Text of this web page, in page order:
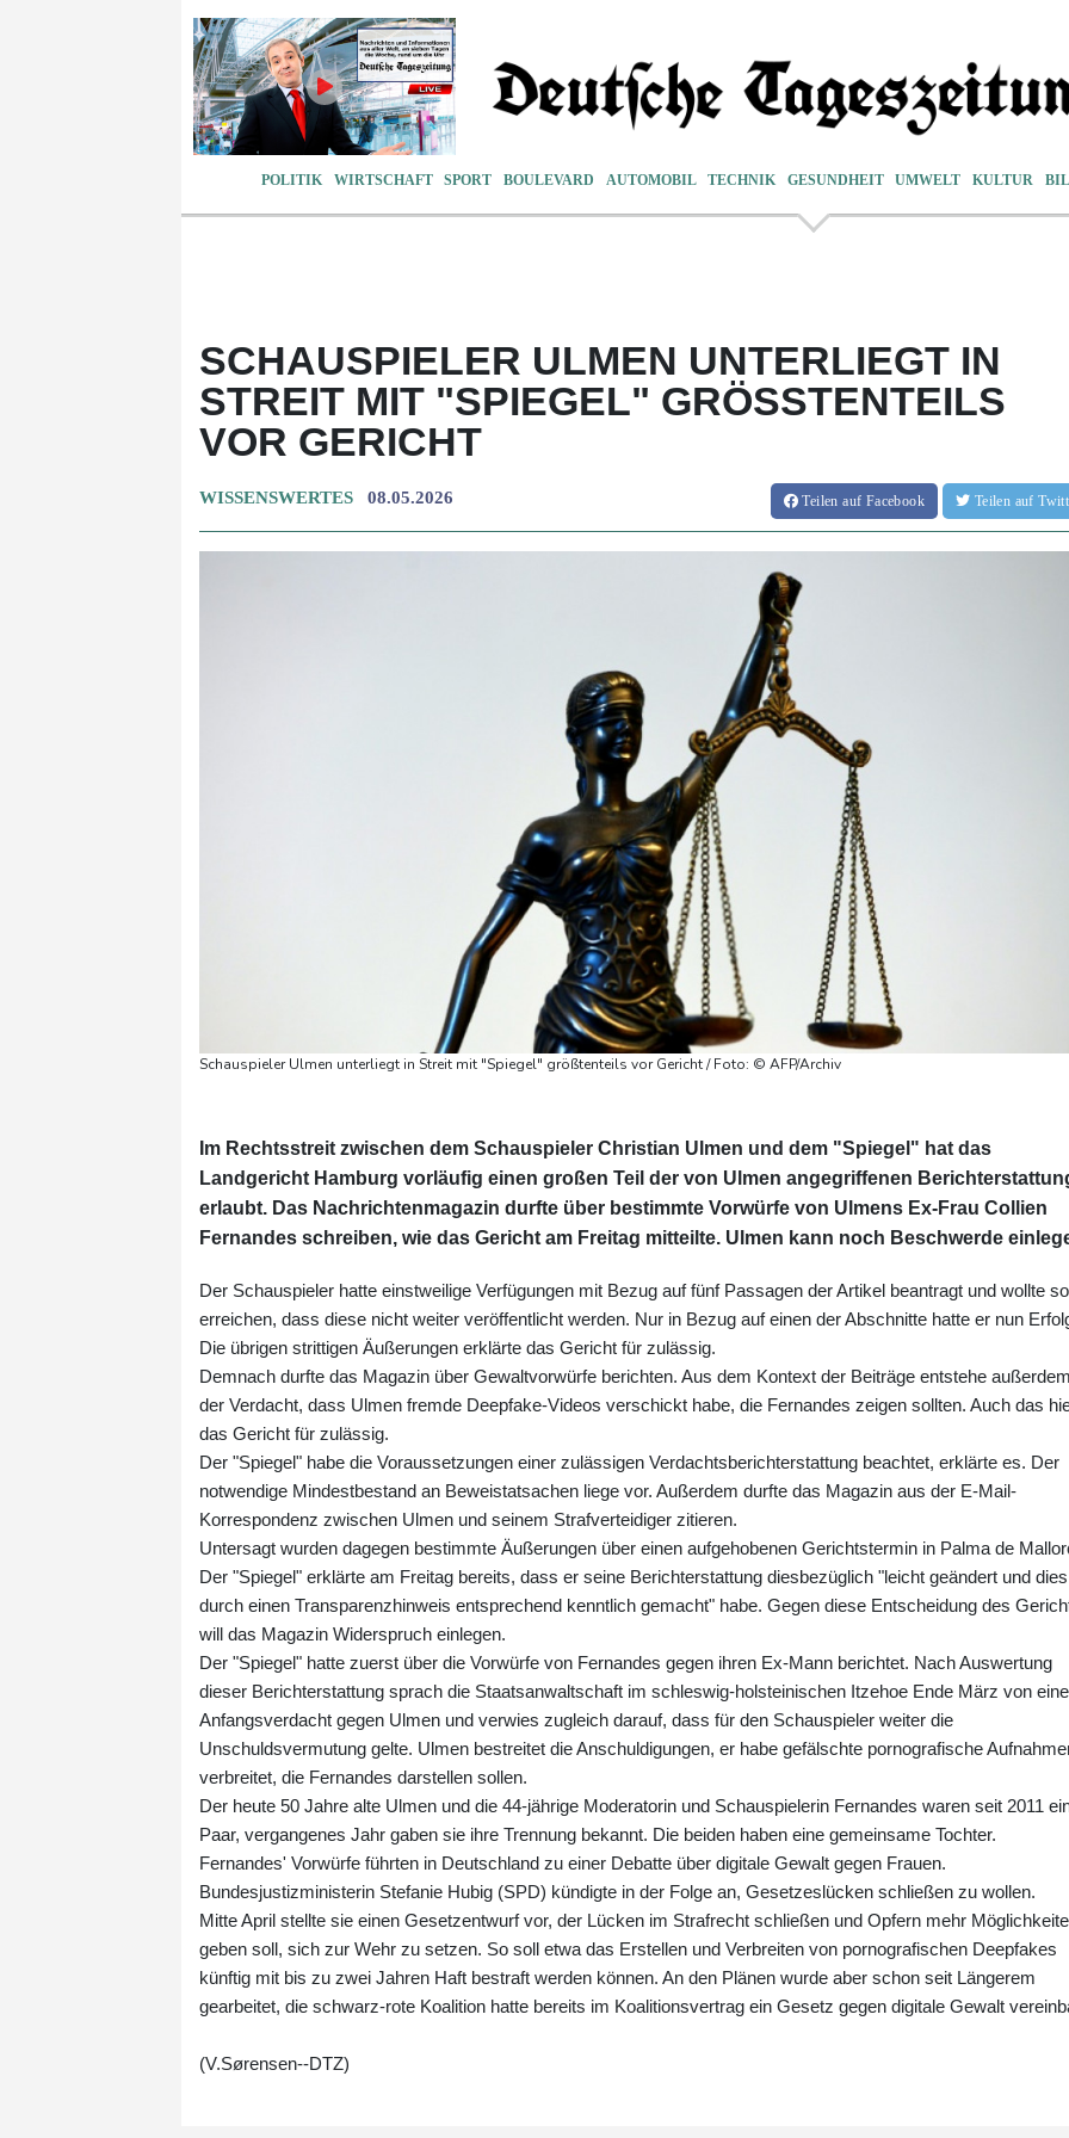
POLITIK WIRTSCHAFT SPORT BOULEVARD AUTOMOBIL TECHNIK GESUNDHEIT UMWELT KULTUR
SCHAUSPIELER ULMEN UNTERLIEGT IN
STREIT MIT "SPIEGEL" GRÖSSTENTEILS V
OR GERICHT
WISSENSWERTES 08.05.2026 Teilenauf Facebook Teilen auf
Schauspieler Ulmen unterliegt in Streit mit "Spiegel" größtenteils vor Gericht / Foto: © AFP/Archiv
Im Rechtsstreit zwischen dem Schauspieler Christian Ulmen und dem "Spiegel" hat das
Landgericht Hamburg vorläufig einen großen Teil der von Ulmen angegriffenen
erlaubt. Das Nachrichtenmagazin durfte über bestimmte Vorwürfe von Ulmens Ex-Frau Collien
Fernandes schreiben, wie das Gericht am Freitag mitteilte. Ulmen kann noch Beschwerde
Der Schauspieler hatte einstweilige Verfügungen mit Bezug auf fünf Passagen der Artikel beantragt und wollte so
erreichen, dass diese nicht weiter veröffentlicht werden. Nur in Bezug auf einen der Abschnitte hatte er nun
Die übrigen strittigen Äußerungen erklärte das Gericht für zulässig.
Demnach durfte das Magazin über Gewaltvorwürfe berichten. Aus dem Kontext der Beiträge entstehe außerdem
der Verdacht, dass Ulmen fremde Deepfake-Videos verschickt habe, die Fernandes zeigen sollten. Auch das
das Gericht für zulässig.
Der "Spiegel" habe die Voraussetzungen einer zulässigen Verdachtsberichterstattung beachtet, erklärte es. Der
notwendige Mindestbestand an Beweistatsachen liege vor. Außerdem durfte das Magazin aus der E-Mail-
Korrespondenz zwischen Ulmen und seinem Strafverteidiger zitieren.
Untersagt wurden dagegen bestimmte Äußerungen über einen aufgehobenen Gerichtstermin in Palma de
Der "Spiegel" erklärte am Freitag bereits, dass er seine Berichterstattung diesbezüglich "leicht geändert und dies
durch einen Transparenzhinweis entsprechend kenntlich gemacht" habe. Gegen diese Entscheidung des
will das Magazin Widerspruch einlegen.
Der "Spiegel" hatte zuerst über die Vorwürfe von Fernandes gegen ihren Ex-Mann berichtet. Nach Auswertung
dieser Berichterstattung sprach die Staatsanwaltschaft im schleswig-holsteinischen Itzehoe Ende März von
Anfangsverdacht gegen Ulmen und verwies zugleich darauf, dass für den Schauspieler weiter die
Unschuldsvermutung gelte. Ulmen bestreitet die Anschuldigungen, er habe gefälschte pornografische
verbreitet, die Fernandes darstellen sollen.
Der heute 50 Jahre alte Ulmen und die 44-jährige Moderatorin und Schauspielerin Fernandes waren seit 2011
Paar, vergangenes Jahr gaben sie ihre Trennung bekannt. Die beiden haben eine gemeinsame Tochter.
Fernandes' Vorwürfe führten in Deutschland zu einer Debatte über digitale Gewalt gegen Frauen.
Bundesjustizministerin Stefanie Hubig (SPD) kündigte in der Folge an, Gesetzeslücken schließen zu wollen.
Mitte April stellte sie einen Gesetzentwurf vor, der Lücken im Strafrecht schließen und Opfern mehr
geben soll, sich zur Wehr zu setzen. So soll etwa das Erstellen und Verbreiten von pornografischen Deepfakes
künftig mit bis zu zwei Jahren Haft bestraft werden können. An den Plänen wurde aber schon seit Längerem
gearbeitet, die schwarz-rote Koalition hatte bereits im Koalitionsvertrag ein Gesetz gegen digitale Gewalt
(V.Sørensen--DTZ)